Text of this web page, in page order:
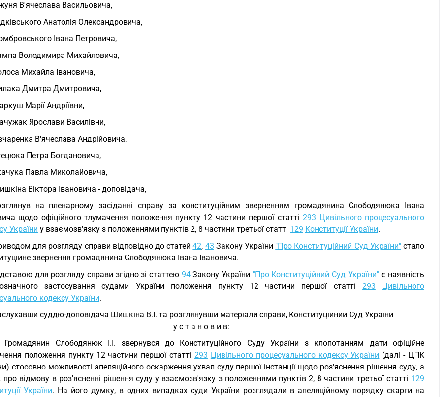
В'ячеслава Васильовича,
Анатолія Олександровича,
Івана Петровича,
Володимира Михайловича,
Михайла Івановича,
Дмитра Дмитровича,
Марії Андріївни,
Ярослави Василівни,
В'ячеслава Андрійовича,
Петра Богдановича,
Павла Миколайовича,
Віктора Івановича - доповідача,
на пленарному засіданні справу за конституційним зверненням громадянина Слободянюка Івана
щодо офіційного тлумачення положення пункту 12 частини першої статті293 Цивільного процесуального
України у взаємозв'язку з положеннями пунктів 2, 8 частини третьої статті 129 Конституції України.
для розгляду справи відповідно до статей42, 43 Закону України "Про Конституційний Суд України"стало
звернення громадянина Слободянюка Івана Івановича.
для розгляду справи згідно зі статтею 94Закону України "Про Конституційний Суд України"є наявність
застосування судами України положення пункту 12 частини першої статті 293
Цивільного
кодексу України.
суддю-доповідача Шишкіна В.І. та розглянувши матеріали справи, Конституційний Суд України
у с т а н о в и в:
Громадянин Слободянюк І.І. звернувся до Конституційного Суду України з клопотанням дати офіційне
положення пункту 12 частини першої статті 293 Цивільного процесуального кодексу України (далі - ЦПК
стосовно можливості апеляційного оскарження ухвал суду першої інстанції щодо роз'яснення рішення суду, а
відмову в роз'ясненні рішення суду у взаємозв'язку з положеннями пунктів 2, 8 частини третьої статті 129
України. На його думку, в одних випадках суди України розглядали в апеляційному порядку скарги на